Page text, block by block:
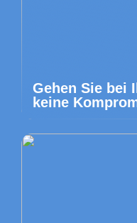
Gehen Sie bei
keine